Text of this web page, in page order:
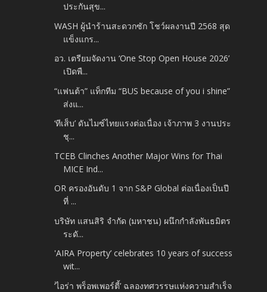
ประกันสุข...
WASH ผู้นำร้านสะดวกซัก โชว์ผลงานปี 2568 สุด
แข็งแกร...
อว. เตรียมจัดงาน ‘One Stop Open House 2026’
เปิดพื...
“แฟนต้า” แท็กทีม “BUS because of you i shine”
ส่งแ...
‘ทีเส็บ’ ดันไมซ์ไทยแรงต่อเนื่อง เจ้าภาพ 3 งานประ
ชุ...
TCEB Clinches Another Major Wins for Thai
MICE Ind...
OR ครองอันดับ 1 จาก S&P Global ต่อเนื่องเป็นปี
ที่ ...
บริษัท แสนสิริ จำกัด (มหาชน) ผนึกกำลังพันธมิตร
ระดั...
'AIRA Property’ celebrates 10 years of success
wit...
‘ไอร่า พร็อพเพอร์ตี้’ ฉลองทศวรรษแห่งความสำเร็จ